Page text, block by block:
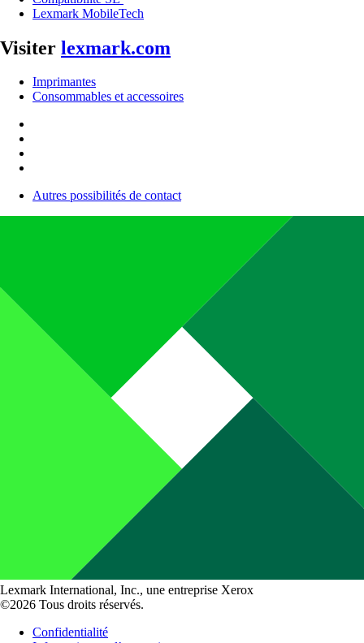
Lexmark MobileTech
Visiter lexmark.com
Imprimantes
Consommables et accessoires
Autres possibilités de contact
Lexmark International, Inc., une entreprise Xerox
©2026 Tous droits réservés.
Confidentialité